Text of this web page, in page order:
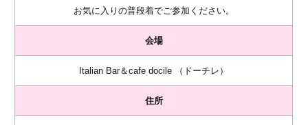
お気に入りの普段着でご参加ください。
会場
Italian Bar＆cafe docile （ドーチレ）
住所